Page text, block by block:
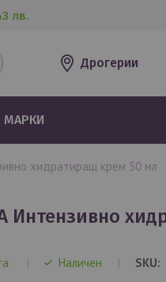
лв.
Дрогерии
МАРКИ
хидратиращ крем 50 мл
Наличен SKU